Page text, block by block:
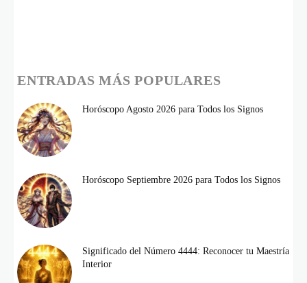
ENTRADAS MÁS POPULARES
Horóscopo Agosto 2026 para Todos los Signos
Horóscopo Septiembre 2026 para Todos los Signos
Significado del Número 4444: Reconocer tu Maestría
Interior